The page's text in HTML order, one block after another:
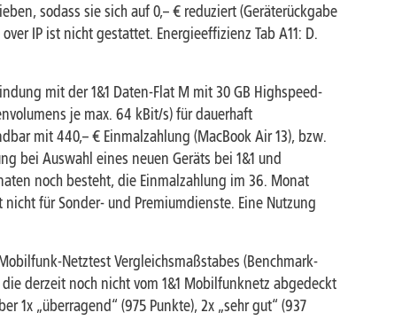
sodass sie sich auf 0,– € reduziert (Geräterückgabe
IP ist nicht gestattet. Energieeffizienz Tab A11: D.
mit der 1&1 Daten-Flat M mit 30 GB Highspeed-
je max. 64 kBit/s) für dauerhaft
mit 440,– € Einmalzahlung (MacBook Air 13), bzw.
bei Auswahl eines neuen Geräts bei 1&1 und
noch besteht, die Einmalzahlung im 36. Monat
für Sonder- und Premiumdienste. Eine Nutzung
Netztest Vergleichsmaßstabes (Benchmark-
derzeit noch nicht vom 1&1 Mobilfunknetz abgedeckt
„überragend“ (975 Punkte), 2x „sehr gut“ (937